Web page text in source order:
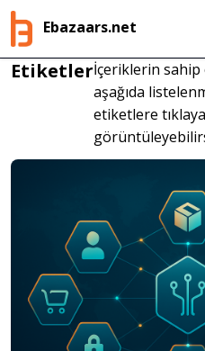
Ebazaars.net
Etiketlerİçeriklerin
aşağıda
etiketlere